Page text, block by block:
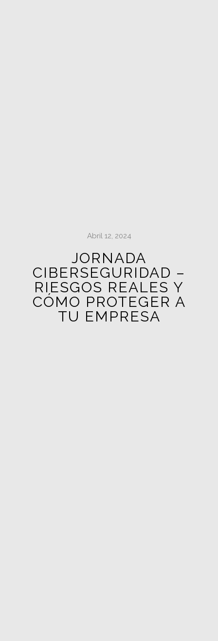
Abril 12, 2024
JORNADA
CIBERSEGURIDAD –
RIESGOS REALES Y
CÓMO PROTEGER A
TU EMPRESA